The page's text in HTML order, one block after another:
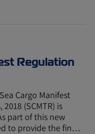
Regulation
Cargo Manifest
(SCMTR) is
part of this new
to provide the fin…